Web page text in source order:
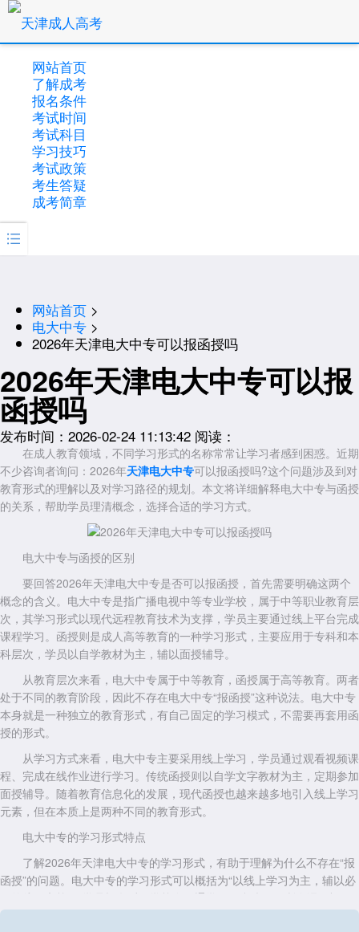
网站首页
了解成考
报名条件
考试时间
考试科目
学习技巧
考试政策
考生答疑
成考简章

网站首页 >
电大中专 >
2026年天津电大中专可以报函授吗
2026年天津电大中专可以报
函授吗
发布时间：2026-02-24 11:13:42 阅读：
在成人教育领域，不同学习形式的名称常常让学习者感到困惑。近期
不少咨询者询问：2026年天津电大中专可以报函授吗?这个问题涉及到对
教育形式的理解以及对学习路径的规划。本文将详细解释电大中专与函授
的关系，帮助学员理清概念，选择合适的学习方式。
电大中专与函授的区别
要回答2026年天津电大中专是否可以报函授，首先需要明确这两个
概念的含义。电大中专是指广播电视中等专业学校，属于中等职业教育层
次，其学习形式以现代远程教育技术为支撑，学员主要通过线上平台完成
课程学习。函授则是成人高等教育的一种学习形式，主要应用于专科和本
科层次，学员以自学教材为主，辅以面授辅导。
从教育层次来看，电大中专属于中等教育，函授属于高等教育。两者
处于不同的教育阶段，因此不存在电大中专“报函授”这种说法。电大中专
本身就是一种独立的教育形式，有自己固定的学习模式，不需要再套用函
授的形式。
从学习方式来看，电大中专主要采用线上学习，学员通过观看视频课
程、完成在线作业进行学习。传统函授则以自学文字教材为主，定期参加
面授辅导。随着教育信息化的发展，现代函授也越来越多地引入线上学习
元素，但在本质上是两种不同的教育形式。
电大中专的学习形式特点
了解2026年天津电大中专的学习形式，有助于理解为什么不存在“报
函授”的问题。电大中专的学习形式可以概括为“以线上学习为主，辅以必
要的线下考核”。学员报名后，学校会开通学习平台账号，所有课程视
频、学习资料、作业任务都在平台上呈现。